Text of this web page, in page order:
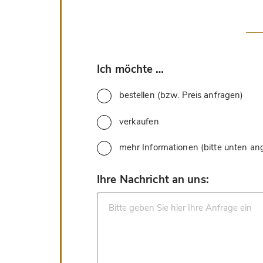
Ich möchte …
bestellen (bzw. Preis anfragen)
verkaufen
mehr Informationen (bitte unten
Ihre Nachricht an uns: